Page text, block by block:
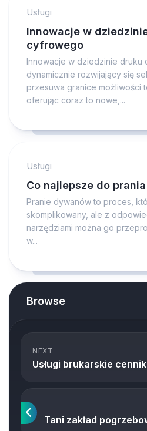
Usługi
Innowacje w
cyfrowego
Innowacje w dziedzinie druku
dynamicznie rozwijający się
przesuwa granice możliwości
oferując coraz to nowe,...
Usługi
Co najlepsze do
Pranie dywanów to proces,
skomplikowany, ale z
narzędziami można go
w...
Browse
NEXT
Usługi brukarskie
Tani zakład